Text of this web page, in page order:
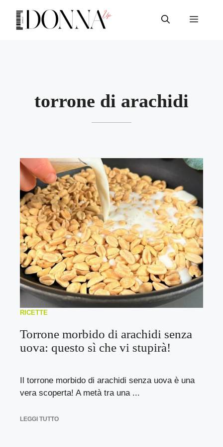
contenuto
Menu
torrone di arachidi
RICETTE
Torrone morbido di arachidi senza
uova: questo sì che vi stupirà!
Il torrone morbido di arachidi senza uova è una
vera scoperta! A metà tra una ...
LEGGI TUTTO